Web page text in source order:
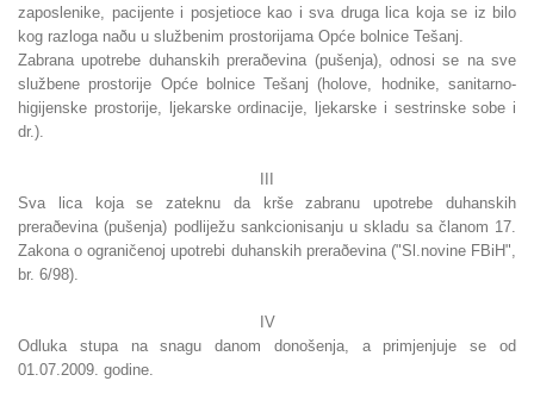
zaposlenike, pacijente i posjetioce kao i sva druga lica koja se iz bilo
kog razloga naðu u službenim prostorijama Opće bolnice Tešanj.
Zabrana upotrebe duhanskih preraðevina (pušenja), odnosi se na sve
službene prostorije Opće bolnice Tešanj (holove, hodnike, sanitarno-
higijenske prostorije, ljekarske ordinacije, ljekarske i sestrinske sobe i
dr.).
Sva lica koja se zateknu da krše zabranu upotrebe duhanskih
preraðevina (pušenja) podliježu sankcionisanju u skladu sa članom 17.
Zakona o ograničenoj upotrebi duhanskih preraðevina ("Sl.novine FBiH",
br. 6/98).
IV
Odluka stupa na snagu danom donošenja, a primjenjuje se od
01.07.2009. godine.